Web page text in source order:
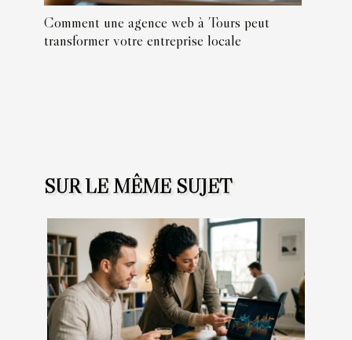
Comment une agence web à Tours peut
transformer votre entreprise locale
SUR LE MÊME SUJET